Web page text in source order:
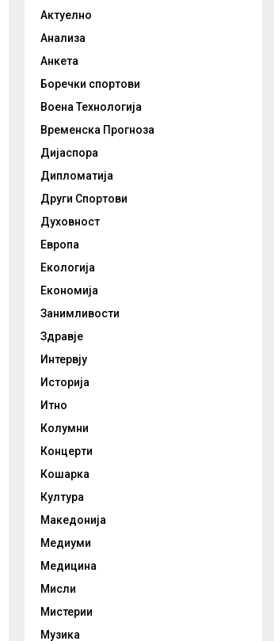
Актуелно
Анализа
Анкета
Боречки спортови
Воена Технологија
Временска Прогноза
Дијаспора
Дипломатија
Други Спортови
Духовност
Европа
Екологија
Економија
Занимливости
Здравје
Интервју
Историја
Итно
Колумни
Концерти
Кошарка
Култура
Македонија
Медиуми
Медицина
Мисли
Мистерии
Музика